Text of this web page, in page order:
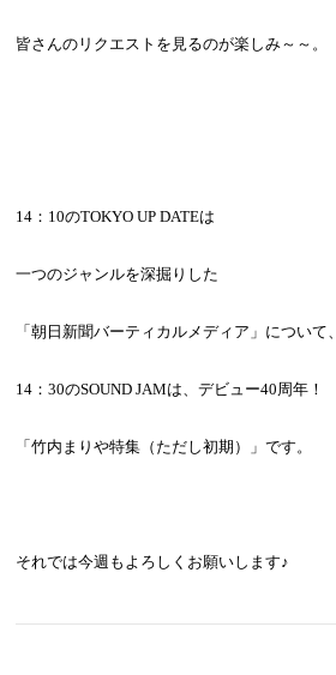
皆さんのリクエストを見るのが楽しみ～～。
14：10のTOKYO UP DATEは
一つのジャンルを深掘りした
「朝日新聞バーティカルメディア」について、
14：30のSOUND JAMは、デビュー40周年！
「竹内まりや特集（ただし初期）」です。
それでは今週もよろしくお願いします♪